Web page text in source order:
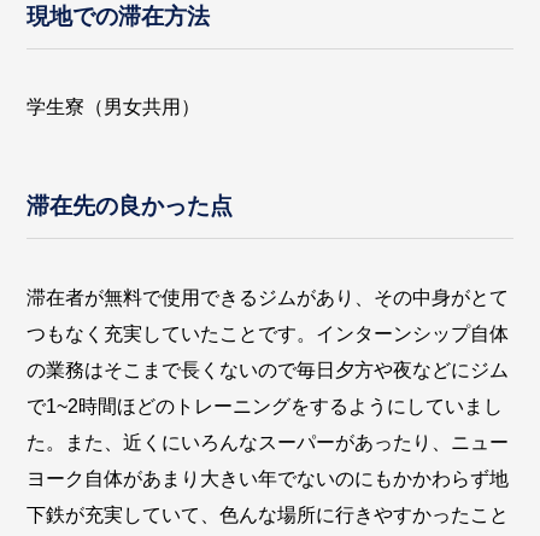
現地での滞在方法
学生寮（男女共用）
滞在先の良かった点
滞在者が無料で使用できるジムがあり、その中身がとて
つもなく充実していたことです。インターンシップ自体
の業務はそこまで長くないので毎日夕方や夜などにジム
で1~2時間ほどのトレーニングをするようにしていまし
た。また、近くにいろんなスーパーがあったり、ニュー
ヨーク自体があまり大きい年でないのにもかかわらず地
下鉄が充実していて、色んな場所に行きやすかったこと